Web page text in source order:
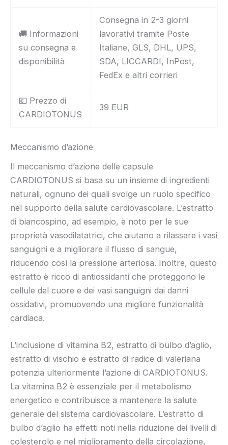
🚚 Informazioni
su consegna e
disponibilità
Consegna in 2-3 giorni
lavorativi tramite Poste
Italiane, GLS, DHL, UPS,
SDA, LICCARDI, InPost,
FedEx e altri corrieri
💶 Prezzo di
CARDIOTONUS
39 EUR
Meccanismo d’azione
Il meccanismo d’azione delle capsule
CARDIOTONUS si basa su un insieme di ingredienti
naturali, ognuno dei quali svolge un ruolo specifico
nel supporto della salute cardiovascolare. L’estratto
di biancospino, ad esempio, è noto per le sue
proprietà vasodilatatrici, che aiutano a rilassare i vasi
sanguigni e a migliorare il flusso di sangue,
riducendo così la pressione arteriosa. Inoltre, questo
estratto è ricco di antiossidanti che proteggono le
cellule del cuore e dei vasi sanguigni dai danni
ossidativi, promuovendo una migliore funzionalità
cardiaca.
L’inclusione di vitamina B2, estratto di bulbo d’aglio,
estratto di vischio e estratto di radice di valeriana
potenzia ulteriormente l’azione di CARDIOTONUS.
La vitamina B2 è essenziale per il metabolismo
energetico e contribuisce a mantenere la salute
generale del sistema cardiovascolare. L’estratto di
bulbo d’aglio ha effetti noti nella riduzione dei livelli di
colesterolo e nel miglioramento della circolazione,